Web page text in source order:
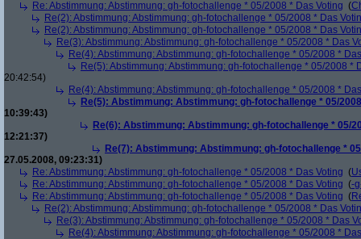
Re: Abstimmung: Abstimmung: gh-fotochallenge * 05/2008 * Das Voting (
Re(2): Abstimmung: Abstimmung: gh-fotochallenge * 05/2008 * Das
Re(2): Abstimmung: Abstimmung: gh-fotochallenge * 05/2008 * Das
Re(3): Abstimmung: Abstimmung: gh-fotochallenge * 05/2008 * Das
Re(4): Abstimmung: Abstimmung: gh-fotochallenge * 05/2008 *
Re(5): Abstimmung: Abstimmung: gh-fotochallenge * 05/2008 *
20:42:54)
Re(4): Abstimmung: Abstimmung: gh-fotochallenge * 05/2008 *
Re(5): Abstimmung: Abstimmung: gh-fotochallenge * 05/
10:39:43)
Re(6): Abstimmung: Abstimmung: gh-fotochallenge * 05/
12:21:37)
Re(7): Abstimmung: Abstimmung: gh-fotochallenge *
27.05.2008, 09:23:31)
Re: Abstimmung: Abstimmung: gh-fotochallenge * 05/2008 * Das Voting (
Re: Abstimmung: Abstimmung: gh-fotochallenge * 05/2008 * Das Voting (-
Re: Abstimmung: Abstimmung: gh-fotochallenge * 05/2008 * Das Voting (
Re(2): Abstimmung: Abstimmung: gh-fotochallenge * 05/2008 * Das
Re(3): Abstimmung: Abstimmung: gh-fotochallenge * 05/2008 * Das
Re(4): Abstimmung: Abstimmung: gh-fotochallenge * 05/2008 *